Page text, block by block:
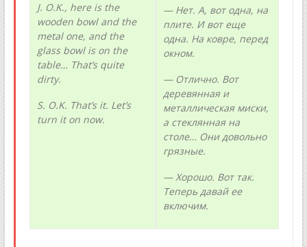
J. O.K., here is the
wooden bowl and the
metal one, and the
glass bowl is on the
table… That’s quite
dirty.
S. O.K. That’s it. Let’s
turn it on now.
— Нет. А, вот одна, на
плите. И вот еще
одна. На ковре, перед
окном.
— Отлично. Вот
деревянная и
металлическая миски,
а стеклянная на
столе… Они довольно
грязные.
— Хорошо. Вот так.
Теперь давай ее
включим.